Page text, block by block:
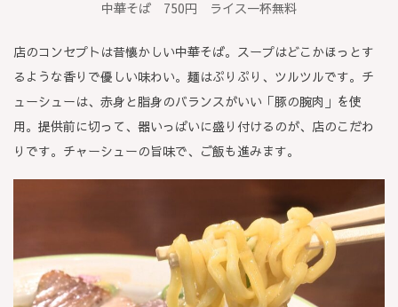
中華そば 750円 ライス一杯無料
店のコンセプトは昔懐かしい中華そば。スープはどこかほっとす
るような香りで優しい味わい。麺はぷりぷり、ツルツルです。チ
ューシューは、赤身と脂身のバランスがいい「豚の腕肉 」を使
用。提供前に切って、器いっぱいに盛り付けるのが、店のこだわ
りです。チャーシューの旨味で、ご飯も進みます。